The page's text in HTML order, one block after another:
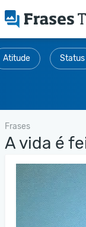
Atitude Status
Frases
A vida é